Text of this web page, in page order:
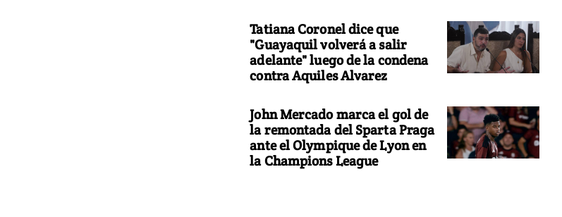
Tatiana Coronel dice que
"Guayaquil volverá a salir
adelante" luego de la condena
contra Aquiles Alvarez
John Mercado marca el gol de
la remontada del Sparta Praga
ante el Olympique de Lyon en
la Champions League